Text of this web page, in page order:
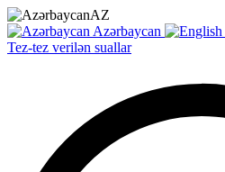
AZ
Azərbaycan
Tez-tez verilən suallar